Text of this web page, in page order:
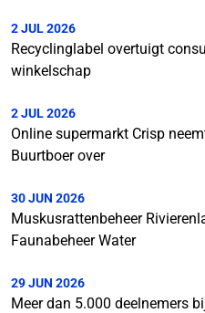
2 JUL 2026
Recyclinglabel overtuigt
winkelschap
2 JUL 2026
Online supermarkt Crisp
Buurtboer over
30 JUN 2026
Muskusrattenbeheer
Faunabeheer Water
29 JUN 2026
Meer dan 5.000 deelnemers